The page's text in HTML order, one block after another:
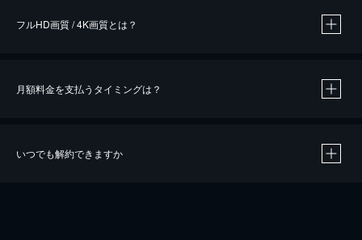
※40％ポイント還元の対象は、クレジットカード決済による作品の購入 / レンタルです。
iOSアプリのUコイン決済による作品の購入 / レンタルは、20％のポイント還元です。
フルHD画質 / 4K画質とは？
月額料金を支払うタイミングは？
いつでも解約できますか